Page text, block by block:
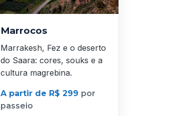
Marrocos
Marrakesh, Fez e o deserto
do Saara: cores, souks e a
cultura magrebina.
A partir de R$ 299 por
passeio